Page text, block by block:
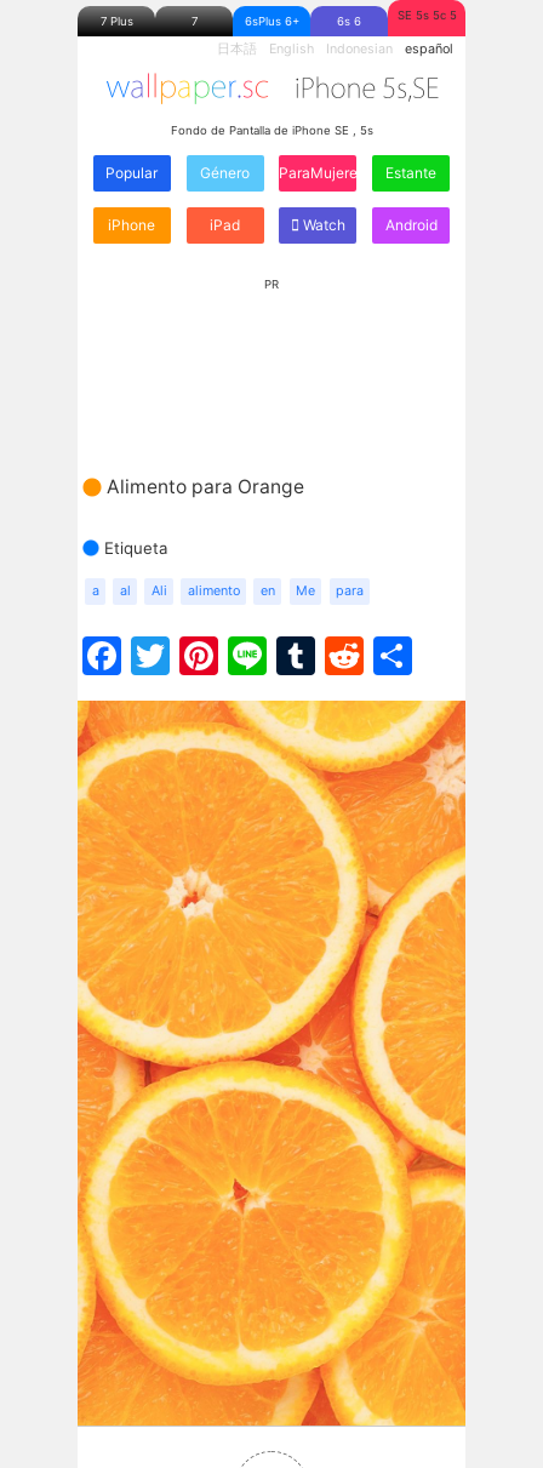
7 Plus 7 6sPlus 6+ 6s 6 SE 5s 5c 5
日本語 English Indonesian español
Fondo de Pantalla de iPhone SE , 5s
Popular Género ParaMujeres Estante
iPhone iPad Watch Android
PR
Alimento para Orange
Etiqueta
a al Ali alimento en Me para
Facebook
Twitter
Pinterest
LineTumblr
Reddit